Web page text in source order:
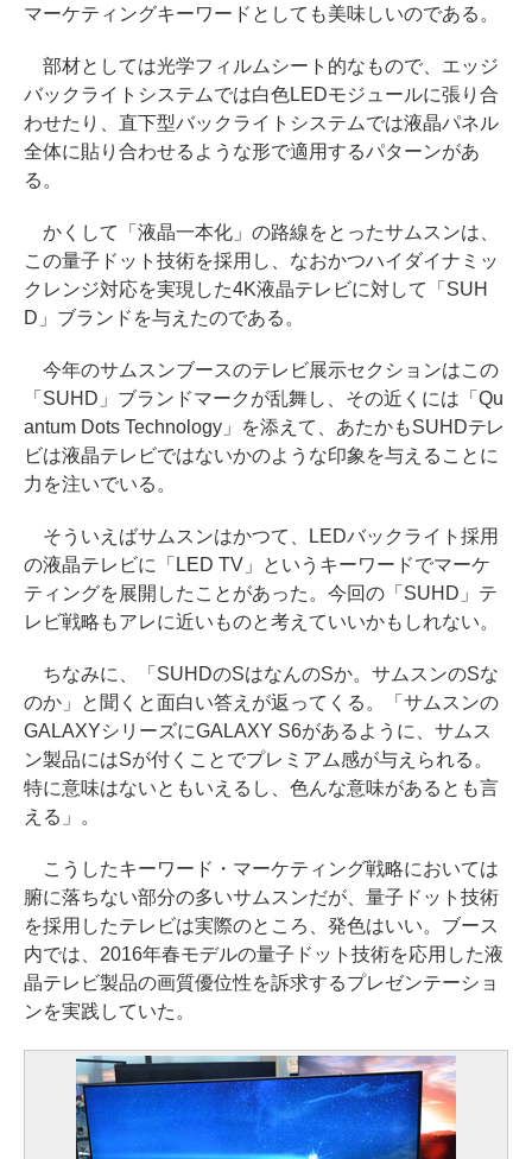
マーケティングキーワードとしても美味しいのである。
部材としては光学フィルムシート的なもので、エッジ
バックライトシステムでは白色LEDモジュールに張り合
わせたり、直下型バックライトシステムでは液晶パネル
全体に貼り合わせるような形で適用するパターンがあ
る。
かくして「液晶一本化」の路線をとったサムスンは、
この量子ドット技術を採用し、なおかつハイダイナミッ
クレンジ対応を実現した4K液晶テレビに対して「SUH
D」ブランドを与えたのである。
今年のサムスンブースのテレビ展示セクションはこの
「SUHD」ブランドマークが乱舞し、その近くには「Qu
antum Dots Technology」を添えて、あたかもSUHDテレ
ビは液晶テレビではないかのような印象を与えることに
力を注いでいる。
そういえばサムスンはかつて、LEDバックライト採用
の液晶テレビに「LED TV」というキーワードでマーケ
ティングを展開したことがあった。今回の「SUHD」テ
レビ戦略もアレに近いものと考えていいかもしれない。
ちなみに、「SUHDのSはなんのSか。サムスンのSな
のか」と聞くと面白い答えが返ってくる。「サムスンの
GALAXYシリーズにGALAXY S6があるように、サムス
ン製品にはSが付くことでプレミアム感が与えられる。
特に意味はないともいえるし、色んな意味があるとも言
える」。
こうしたキーワード・マーケティング戦略においては
腑に落ちない部分の多いサムスンだが、量子ドット技術
を採用したテレビは実際のところ、発色はいい。ブース
内では、2016年春モデルの量子ドット技術を応用した液
晶テレビ製品の画質優位性を訴求するプレゼンテーショ
ンを実践していた。